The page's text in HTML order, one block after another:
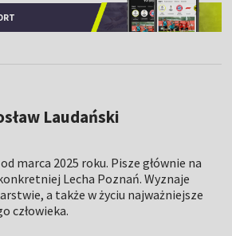
Laudański
marca 2025 roku. Pisze głównie na
Lecha Poznań. Wyznaje
a także w życiu najważniejsze
człowieka.